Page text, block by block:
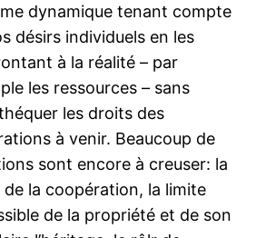
dynamique tenant compte
désirs individuels en les
à la réalité – par
les ressources – sans
les droits des
à venir. Beaucoup de
sont encore à creuser: la
de la coopération, la limite
de la propriété et de son